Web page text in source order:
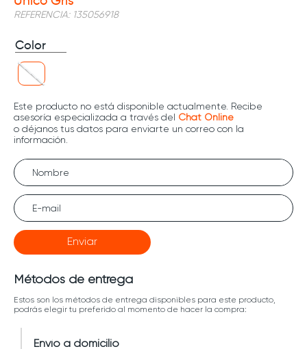
REFERENCIA: 135056918
Color
Enviar
Métodos de entrega
Estos son los métodos de entrega disponibles para este producto,
podrás elegir tu preferido al momento de hacer la compra:
Envío a domicilio